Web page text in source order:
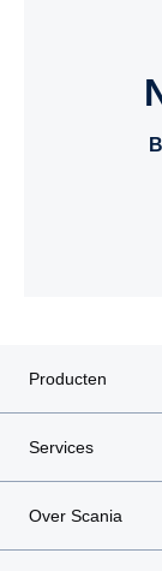
Producten
Services
Over Scania